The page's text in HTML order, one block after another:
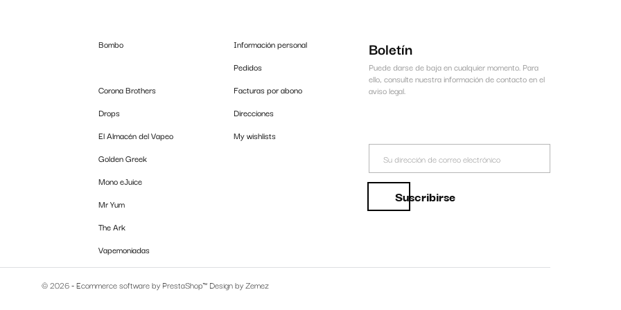
Bombo
Corona Brothers
Drops
El Almacén del Vapeo
Golden Greek
Mono eJuice
Mr Yum
The Ark
Vapemoniadas
Información personal
Pedidos
Facturas por abono
Direcciones
My wishlists
Boletín
Puede darse de baja en cualquier momento. Para
ello, consulte nuestra información de contacto en el
aviso legal.
© 2026 - Ecommerce software by PrestaShop™ Design byZemez